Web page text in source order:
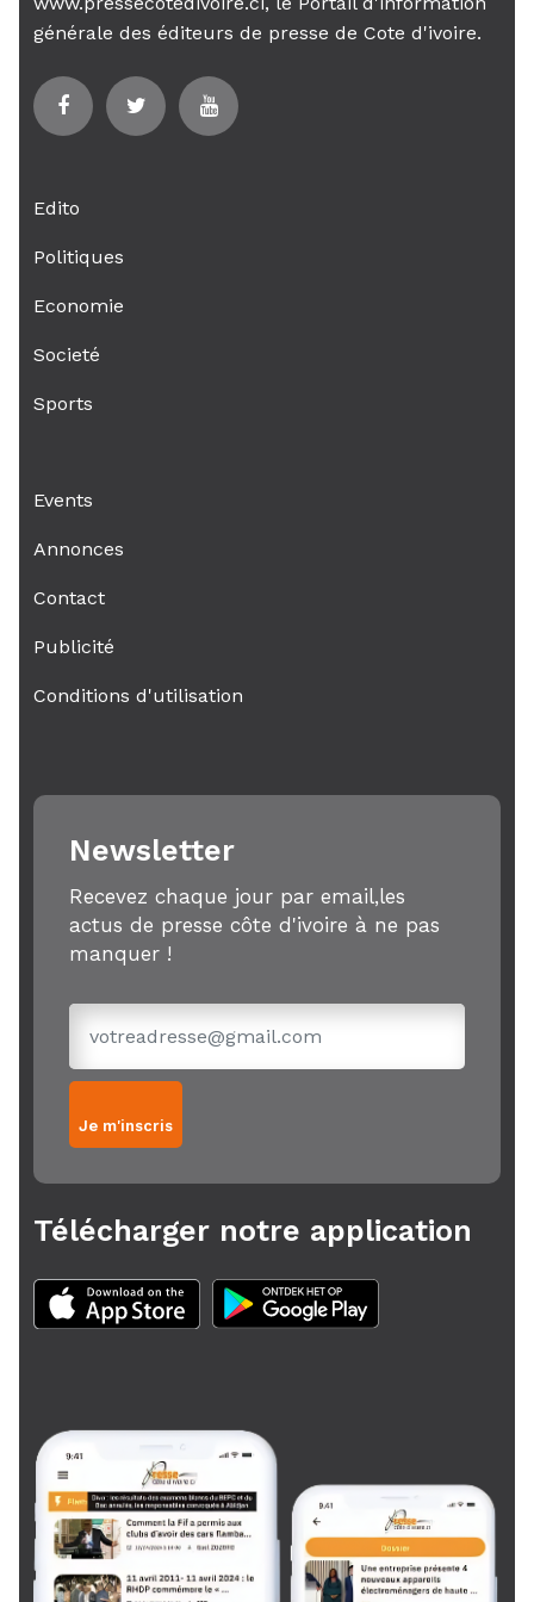
générale des éditeurs de presse de Cote d'ivoire.
Edito
Politiques
Economie
Societé
Sports
Events
Annonces
Contact
Publicité
Conditions d'utilisation
Newsletter
Recevez chaque jour par email,les
actus de presse côte d'ivoire à ne pas
manquer !
Je m'inscris
Télécharger notre application